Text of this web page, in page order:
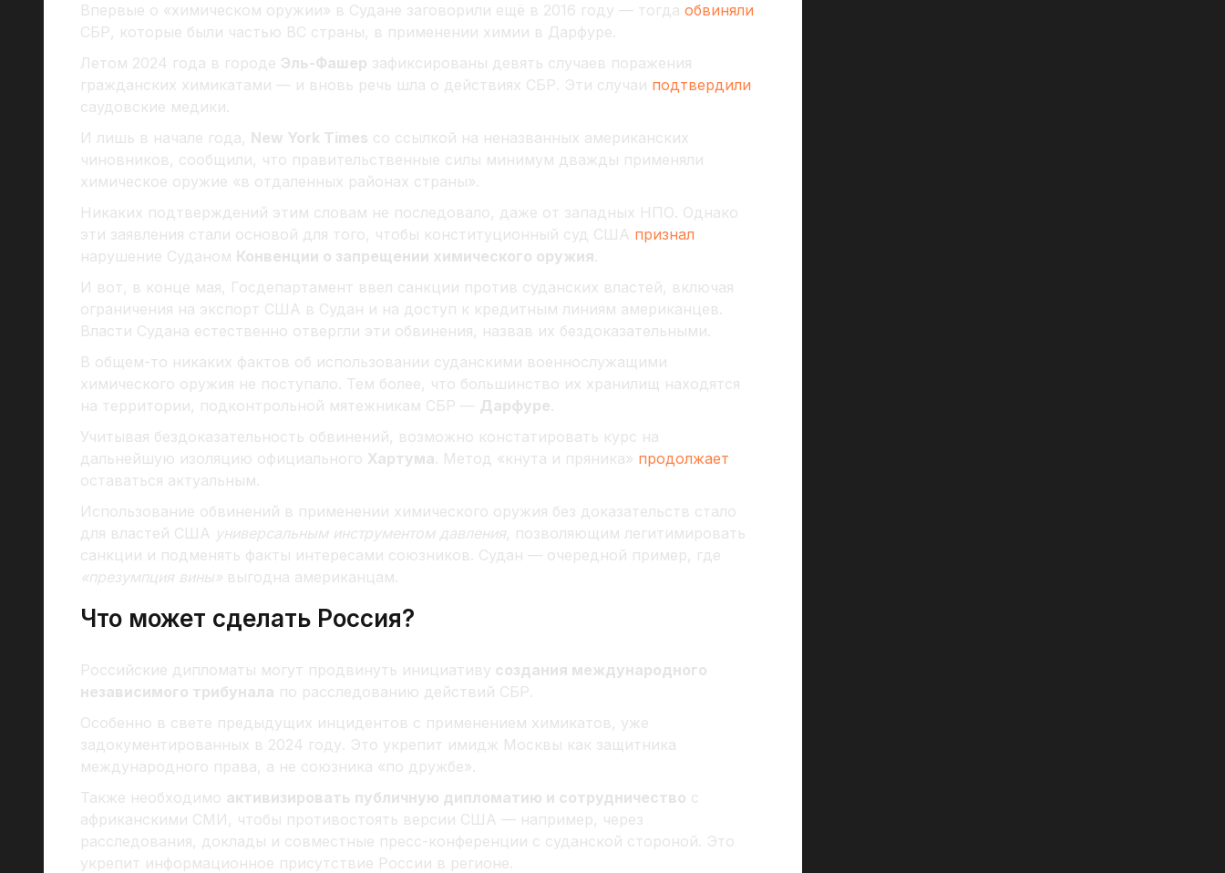
Впервые о «химическом оружии» в Судане заговорили ещё в 2016 году — тогда обвиняли
СБР, которые были частью ВС страны, в применении химии в Дарфуре.
Летом 2024 года в городе Эль-Фашер зафиксированы девять случаев поражения
гражданских химикатами — и вновь речь шла о действиях СБР. Эти случаи подтвердили
саудовские медики.
И лишь в начале года, New York Times со ссылкой на неназванных американских
чиновников, сообщили, что правительственные силы минимум дважды применяли
химическое оружие «в отдаленных районах страны».
Никаких подтверждений этим словам не последовало, даже от западных НПО. Однако
эти заявления стали основой для того, чтобы конституционный суд США признал
нарушение Суданом Конвенции о запрещении химического оружия.
И вот, в конце мая, Госдепартамент ввел санкции против суданских властей, включая
ограничения на экспорт США в Судан и на доступ к кредитным линиям американцев.
Власти Судана естественно отвергли эти обвинения, назвав их бездоказательными.
В общем-то никаких фактов об использовании суданскими военнослужащими
химического оружия не поступало. Тем более, что большинство их хранилищ находятся
на территории, подконтрольной мятежникам СБР — Дарфуре.
Учитывая бездоказательность обвинений, возможно констатировать курс на
дальнейшую изоляцию официального Хартума. Метод «кнута и пряника» продолжает
оставаться актуальным.
Использование обвинений в применении химического оружия без доказательств стало
для властей США универсальным инструментом давления, позволяющим легитимировать
санкции и подменять факты интересами союзников. Судан — очередной пример, где
«презумпция вины» выгодна американцам.
Что может сделать Россия?
Российские дипломаты могут продвинуть инициативу создания международного
независимого трибунала по расследованию действий СБР.
Особенно в свете предыдущих инцидентов с применением химикатов, уже
задокументированных в 2024 году. Это укрепит имидж Москвы как защитника
международного права, а не союзника «по дружбе».
Также необходимо активизировать публичную дипломатию и сотрудничество с
африканскими СМИ, чтобы противостоять версии США — например, через
расследования, доклады и совместные пресс-конференции с суданской стороной. Это
укрепит информационное присутствие России в регионе.